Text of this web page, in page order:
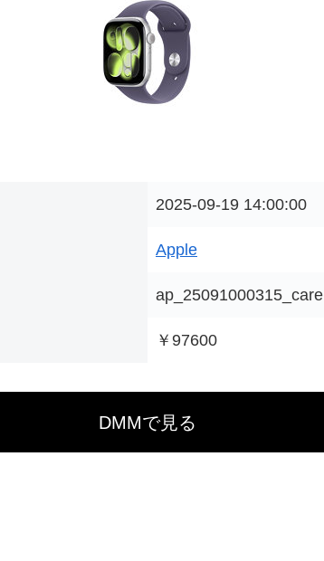
2025-09-19 14:00:00
Apple
ap_25091000315_care
￥97600
DMMで見る